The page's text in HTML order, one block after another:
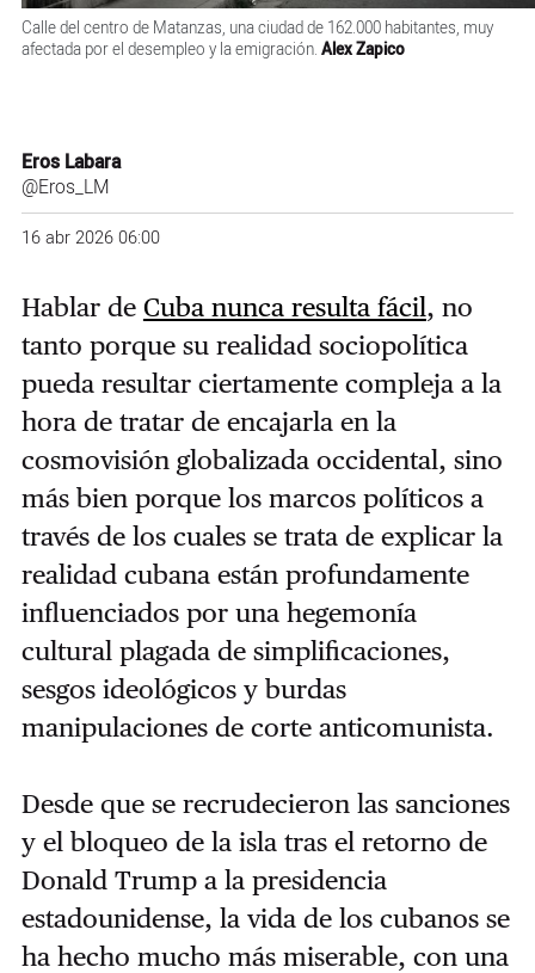
Calle del centro de Matanzas, una ciudad de 162.000 habitantes, muy
afectada por el desempleo y la emigración. Alex Zapico
Eros Labara
@Eros_LM
16 abr 2026 06:00
Hablar de Cuba nunca resulta fácil, no
tanto porque su realidad sociopolítica
pueda resultar ciertamente compleja a la
hora de tratar de encajarla en la
cosmovisión globalizada occidental, sino
más bien porque los marcos políticos a
través de los cuales se trata de explicar la
realidad cubana están profundamente
influenciados por una hegemonía
cultural plagada de simplificaciones,
sesgos ideológicos y burdas
manipulaciones de corte anticomunista.
Desde que se recrudecieron las sanciones
y el bloqueo de la isla tras el retorno de
Donald Trump a la presidencia
estadounidense, la vida de los cubanos se
ha hecho mucho más miserable, con una